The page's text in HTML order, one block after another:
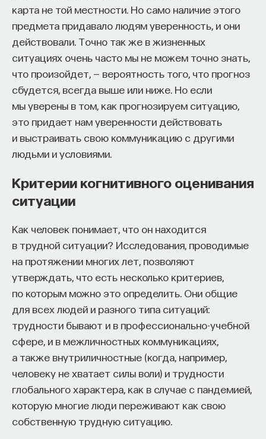
карта не той местности. Но само наличие этого
предмета придавало людям уверенность, и они
действовали. Точно так же в жизненных
ситуациях очень часто мы не можем точно знать,
что произойдет, — вероятность того, что прогноз
сбудется, всегда выше или ниже. Но если
мы уверены в том, как прогнозируем ситуацию,
это придает нам уверенности действовать
и выстраивать свою коммуникацию с другими
людьми и условиями.
Критерии когнитивного оценивания
ситуации
Как человек понимает, что он находится
в трудной ситуации? Исследования, проводимые
на протяжении многих лет, позволяют
утверждать, что есть несколько критериев,
по которым можно это определить. Они общие
для всех людей и разного типа ситуаций:
трудности бывают и в профессионально-учебной
сфере, и в межличностных коммуникациях,
а также внутриличностные (когда, например,
человеку не хватает силы воли) и трудности
глобального характера, как в случае с пандемией,
которую многие люди переживают как свою
собственную трудную ситуацию.
к сложному мышлению. Третья — развитие
общества, вклад в то, каким оно будет.
И четвертая — социальная эффективность,
то есть забота о том, как человек будет работать
за пределами университета и насколько
эффективным окажется в команде и профессии.
Университет не всегда может точно
предсказать, какие именно рабочие места ждут
выпускника, но сама эта оптика тоже остается
отдельной идеологией. В зависимости от того,
у него будут совершенно разные ответы
на вопрос о целях образования».
Университет должен строить
будущее
«Есть представление о том, что университеты
готовят элиту, и отсюда возникает образ сложно
мыслящего, сложно устроенного человека.
Но здесь возникает и другой, гораздо более
трудный вопрос: кто вообще формирует
целеполагание университета и кто задает тот
смысл, на который он работает? Мне кажется,
университет способен быть субъектом —
не просто выполнять внешний заказ,
а самостоятельно выбирать, на какое будущее
связаны с передачей сигналов
от нейромедиаторов? Узнайте из курса
доктора биологических наук Вячеслава
Потенциал действия
Короткий электрический импульс, а точнее,
кратковременное (около 1 мс) изменение
разности потенциалов на мембране нейрона или
мышечной клетки. Потенциал действия,